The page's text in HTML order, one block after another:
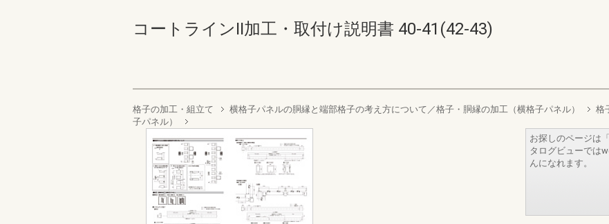
コートラインII加工・取付け説明書 40-41(42-43)
格子の加工・組立て 横格子パネルの胴縁と端部格子の考え方について／格子・胴縁の加工（横格子パネル） 格
子パネル）
お探しのページは
タログビューでは
んになれます。